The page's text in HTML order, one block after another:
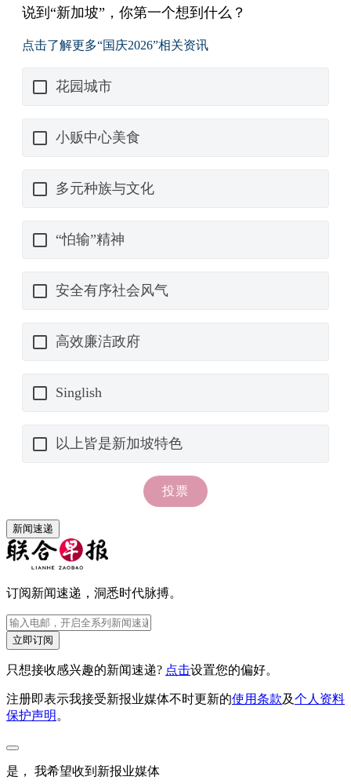
新闻速递
订阅新闻速递，洞悉时代脉搏。
立即订阅
只想接收感兴趣的新闻速递? 点击设置您的偏好。
注册即表示我接受新报业媒体不时更新的使用条款及个人资料
保护声明 。
是， 我希望收到新报业媒体